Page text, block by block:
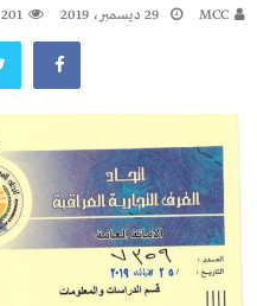
MCC 29 ديسمبر، 2019 201